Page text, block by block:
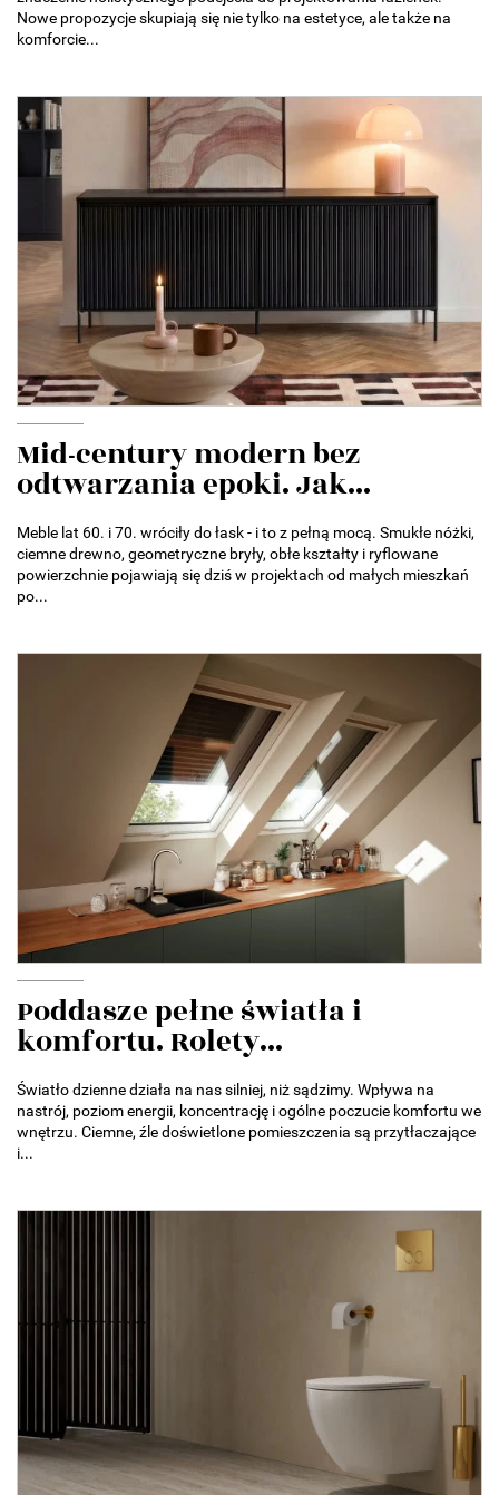
Nowe propozycje skupiają się nie tylko na estetyce, ale także na
komforcie...
Mid-century modern bez
odtwarzania epoki. Jak...
Meble lat 60. i 70. wróciły do łask - i to z pełną mocą. Smukłe nóżki,
ciemne drewno, geometryczne bryły, obłe kształty i ryflowane
powierzchnie pojawiają się dziś w projektach od małych mieszkań
po...
Poddasze pełne światła i
komfortu. Rolety...
Światło dzienne działa na nas silniej, niż sądzimy. Wpływa na
nastrój, poziom energii, koncentrację i ogólne poczucie komfortu we
wnętrzu. Ciemne, źle doświetlone pomieszczenia są przytłaczające
i...